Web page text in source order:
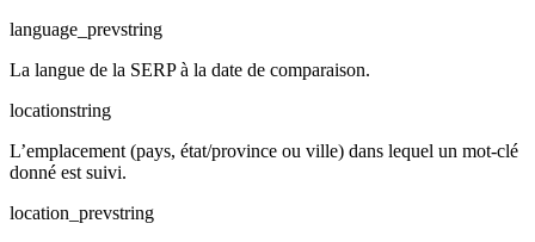
language_prevstring
La langue de la SERP à la date de comparaison.
locationstring
L’emplacement (pays, état/province ou ville) dans lequel un mot-clé
donné est suivi.
location_prevstring